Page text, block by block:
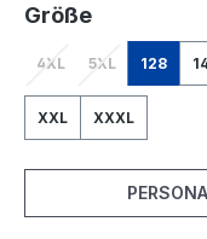
Größeauswählen
4XL(Diese Option ist
5XL(Diese Option
128
XXL XXXL